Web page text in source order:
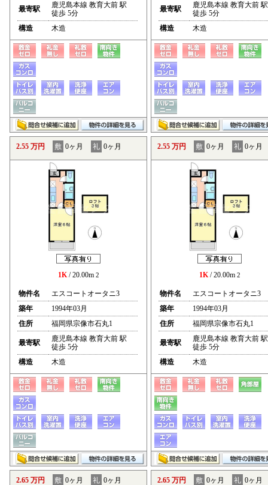
最寄駅
鹿児島本線 教育大前 駅
徒歩 5分
構造
木造
最寄駅
鹿児島本線 教育大前 駅
徒歩 5分
構造
木造
2.55 万円 敷 0ヶ月 礼 0ヶ月
1K/ 20.00m 2
物件名
エスコートオータニ3
築年
1994年03月
住所
福岡県宗像市石丸1
最寄駅
鹿児島本線 教育大前 駅
徒歩 5分
構造
木造
2.55 万円 敷 0ヶ月 礼 0ヶ月
1K/ 20.00m 2
物件名
エスコートオータニ3
築年
1994年03月
住所
福岡県宗像市石丸1
最寄駅
鹿児島本線 教育大前 駅
徒歩 5分
構造
木造
2.65 万円 敷 0ヶ月 礼 0ヶ月 2.65 万円 敷 0ヶ月 礼 0ヶ月